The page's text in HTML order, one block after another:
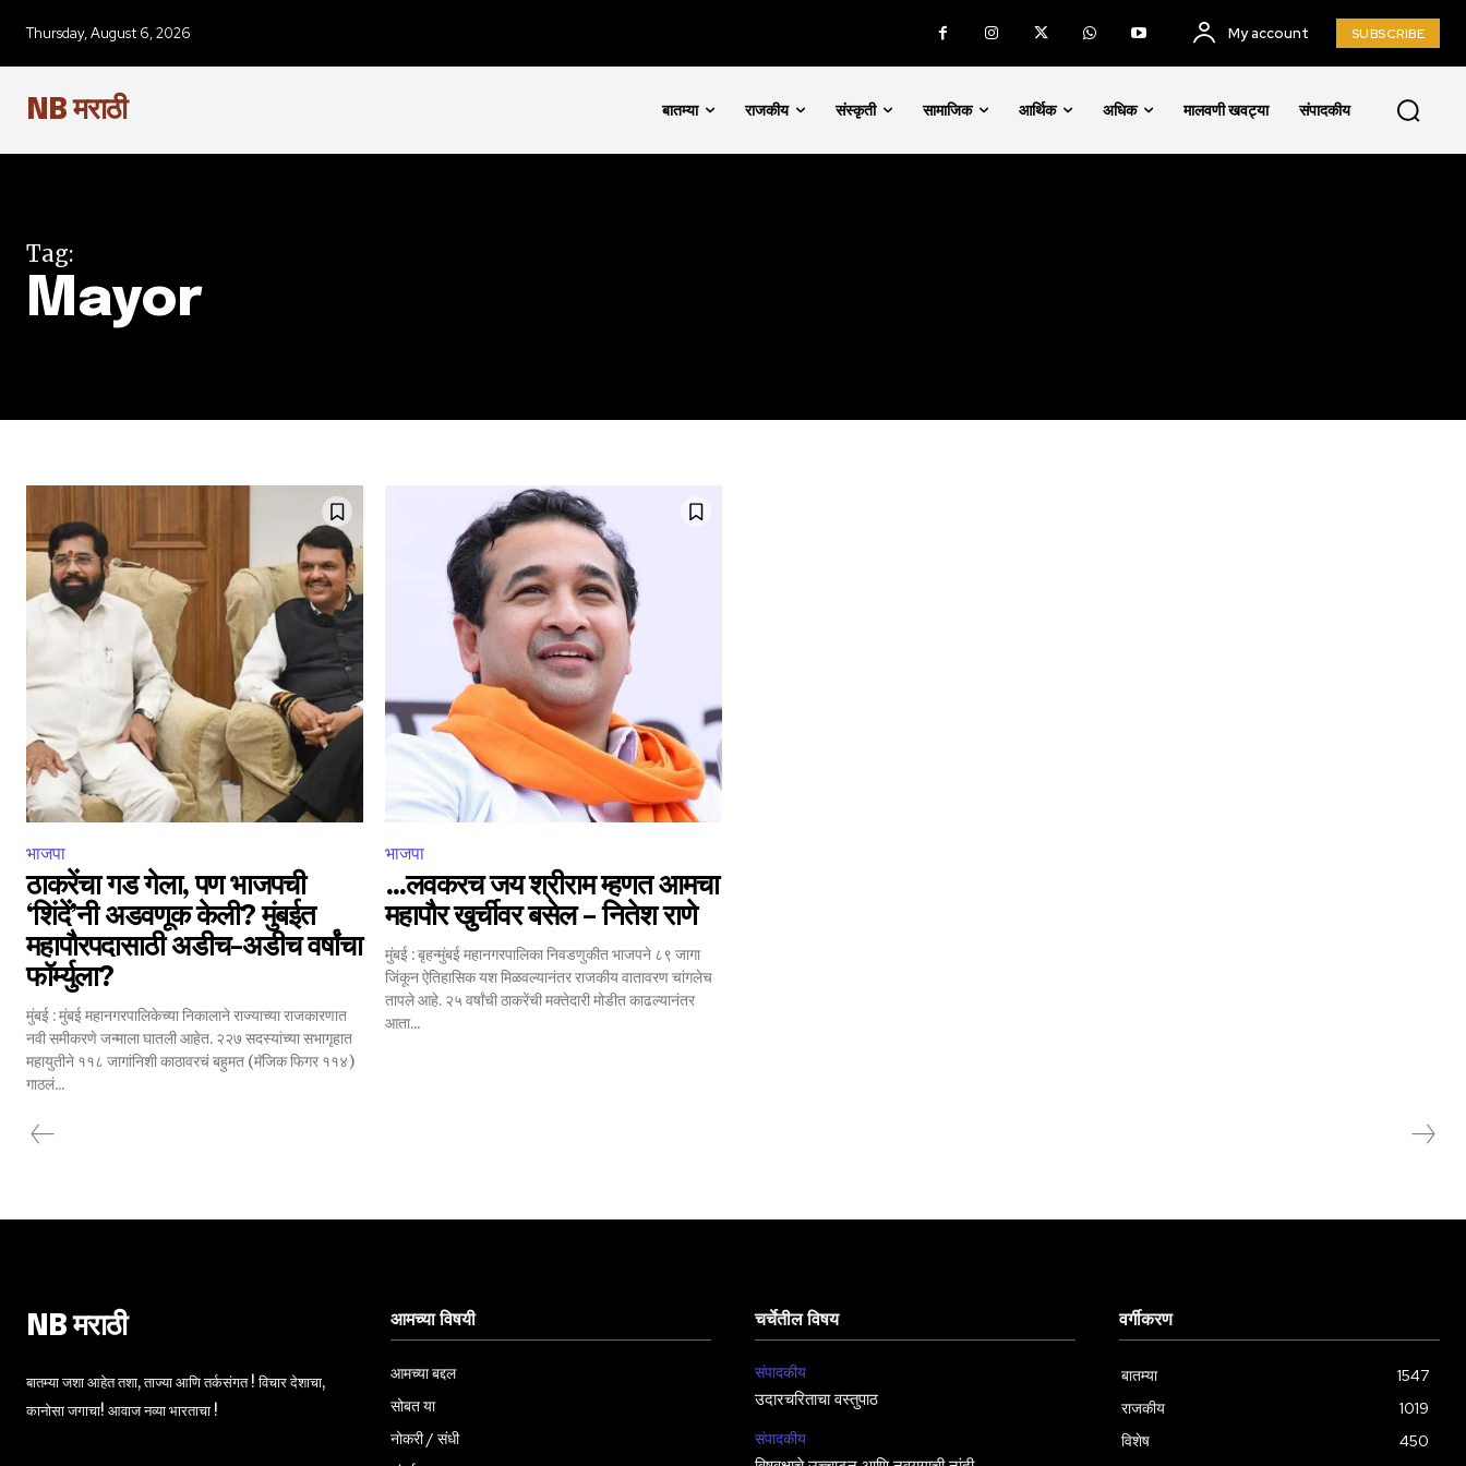
I've read and accept thePrivacy Policy.
6,300
Thursday, August 6, 2026 My account SUBSCRIBE
NB मराठी बातम्या राजकीय संस्कृती सामाजिक आर्थिक अधिक मालवणी खवट्या संपादकीय
Tag:
Mayor
भाजपा
ठाकरेंचा गड गेला, पण भाजपची
‘शिंदें’नी अडवणूक केली? मुंबईत
महापौरपदासाठी अडीच-अडीच वर्षांचा
फॉर्म्युला?
मुंबई : मुंबई महानगरपालिकेच्या निकालाने राज्याच्या राजकारणात
नवी समीकरणे जन्माला घातली आहेत. २२७ सदस्यांच्या सभागृहात
महायुतीने ११८ जागांनिशी काठावरचं बहुमत (मॅजिक फिगर ११४)
गाठलं...
भाजपा
…लवकरच जय श्रीराम म्हणत आमचा
महापौर खुर्चीवर बसेल – नितेश राणे
मुंबई : बृहन्मुंबई महानगरपालिका निवडणुकीत भाजपने ८९ जागा
जिंकून ऐतिहासिक यश मिळवल्यानंतर राजकीय वातावरण चांगलेच
तापले आहे. २५ वर्षांची ठाकरेंची मक्तेदारी मोडीत काढल्यानंतर
आता...
NB मराठी
बातम्या जशा आहेत तशा, ताज्या आणि तर्कसंगत ! विचार देशाचा,
कानोसा जगाचा! आवाज नव्या भारताचा !
आमच्या विषयी
आमच्या बद्दल
सोबत या
नोकरी / संधी
चर्चेतील विषय
संपादकीय
उदारचरिताचा वस्तुपाठ
संपादकीय
वर्गीकरण
बातम्या
1547
राजकीय
1019
विशेष
450